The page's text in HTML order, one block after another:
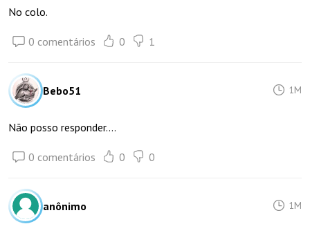
No colo.
0 comentários 0 1
Bebo51 1M
Não posso responder....
0 comentários 0 0
anônimo 1M